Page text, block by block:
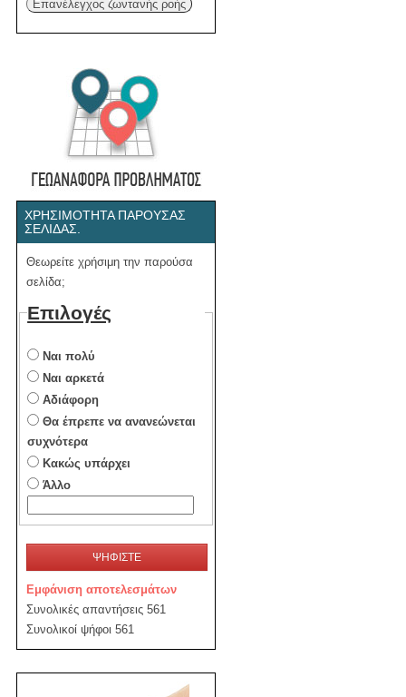
Επανέλεγχος ζωντανής ροής
ΧΡΗΣΙΜΌΤΗΤΑ ΠΑΡΟΎΣΑΣ
ΣΕΛΊΔΑΣ.
Θεωρείτε χρήσιμη την παρούσα
σελίδα;
Επιλογές
Ναι πολύ
Ναι αρκετά
Αδιάφορη
Θα έπρεπε να ανανεώνεται
συχνότερα
Κακώς υπάρχει
Άλλο
ΨΗΦΙΣΤΕ
Εμφάνιση αποτελεσμάτων
Συνολικές απαντήσεις 561
Συνολικοί ψήφοι 561